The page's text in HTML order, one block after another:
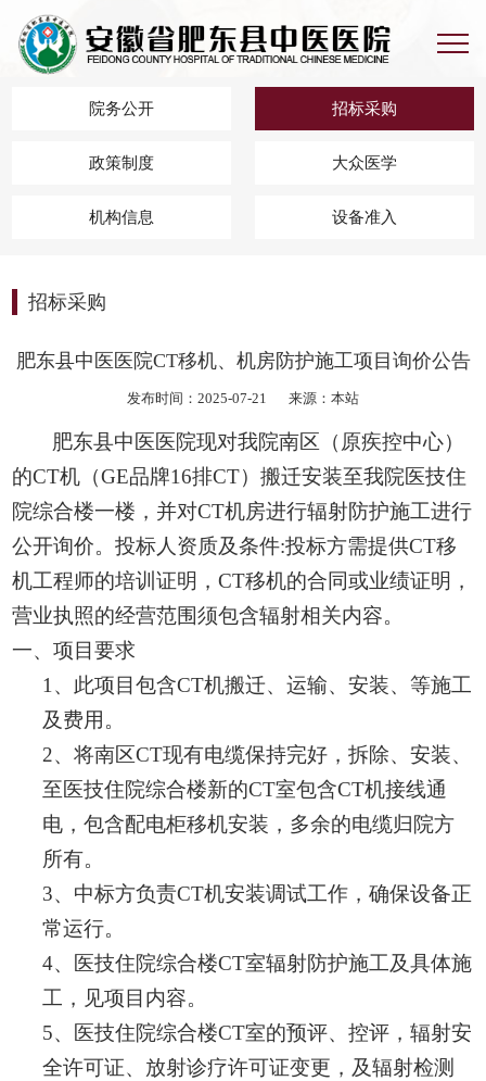
院务公开 招标采购
政策制度 大众医学
机构信息 设备准入
招标采购
肥东县中医医院CT移机、机房防护施工项目询价公告
发布时间：2025-07-21 来源：本站
肥东县中医医院现对我院南区（原疾控中心）
的CT机 （GE品牌16排CT）搬迁安装至我院医技住
院综合楼一楼 ， 并对CT机房进行辐射防护施工进行
公开询价。投标人资质及条件:投标方需提供CT移
机工程师的培训证明，CT移机的合同或业绩证明，
营业执照的经营范围须包含辐射相关内容。
一、项目要求
1、此项目包含CT机搬迁、运输、安装、等施工
及费用 。
2、将南区CT现有电缆保持完好，拆除、安装、
至医技住院综合楼新的CT室包含CT机接线通
电，包含配电柜移机安装，多余的电缆归院方
所有。
3、 中标方负责CT机安装调试工作，确保设备正
常运行。
4、 医技住院综合楼CT室辐射防护施工及具体施
工 ， 见项目内容。
5、 医技住院综合楼CT室的预评、控评 ，辐射安
全许可证、放射诊疗许可证变更， 及辐射检测